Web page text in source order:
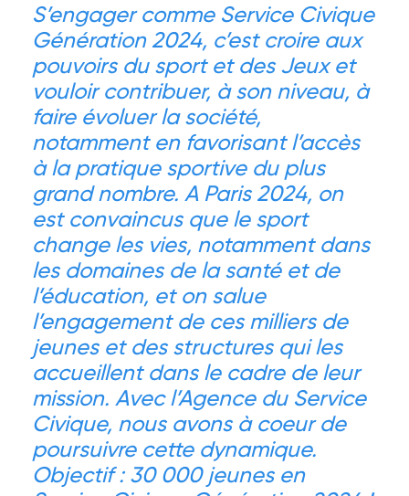
S’engager comme Service Civique
Génération 2024, c’est croire aux
pouvoirs du sport et des Jeux et
vouloir contribuer, à son niveau, à
faire évoluer la société,
notamment en favorisant l’accès
à la pratique sportive du plus
grand nombre. A Paris 2024, on
est convaincus que le sport
change les vies, notamment dans
les domaines de la santé et de
l’éducation, et on salue
l’engagement de ces milliers de
jeunes et des structures qui les
accueillent dans le cadre de leur
mission. Avec l’Agence du Service
Civique, nous avons à coeur de
poursuivre cette dynamique.
Objectif : 30 000 jeunes en